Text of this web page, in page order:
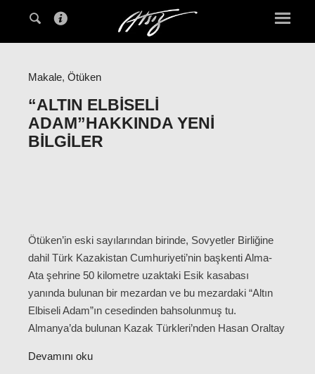
Makale, Ötüken
“ALTIN ELBISELI
ADAM”HAKKINDA YENI
BILGILER
Ötüken’in eski sayılarından birinde, Sovyetler Birliğine
dahil Türk Kazakistan Cumhuriyeti’nin başkenti Alma-
Ata şehrine 50 kilometre uzaktaki Esik kasabası
yanında bulunan bir mezardan ve bu mezardaki “Altın
Elbiseli Adam”ın cesedinden bahsolunmuş tu.
Almanya’da bulunan Kazak Türkleri’nden Hasan Oraltay
Devamını oku